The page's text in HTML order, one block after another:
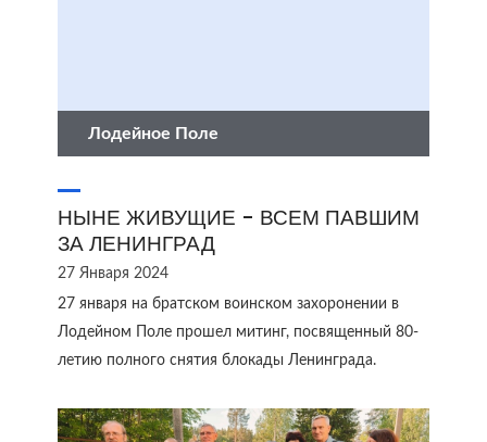
Лодейное Поле
НЫНЕ ЖИВУЩИЕ - ВСЕМ ПАВШИМ
ЗА ЛЕНИНГРАД
27 Января 2024
27 января на братском воинском захоронении в
Лодейном Поле прошел митинг, посвященный 80-
летию полного снятия блокады Ленинграда.